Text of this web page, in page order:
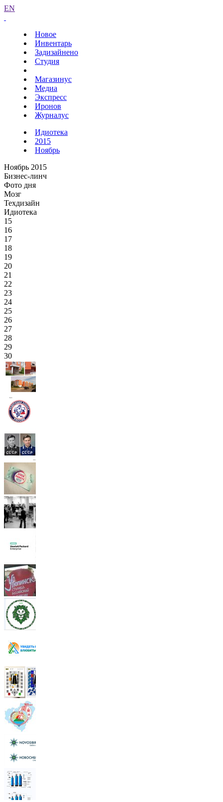
EN
Новое
Инвентарь
Задизайнено
Студия
Магазинус
Медиа
Экспресс
Иронов
Журналус
Идиотека
2015
Ноябрь
Ноябрь 2015
Бизнес-линч
Фото дня
Мозг
Техдизайн
Идиотека
15
16
17
18
19
20
21
22
23
24
25
26
27
28
29
30